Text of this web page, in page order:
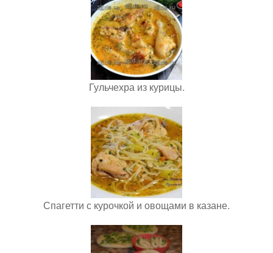
Гульчехра из курицы.
Спагетти с курочкой и овощами в казане.